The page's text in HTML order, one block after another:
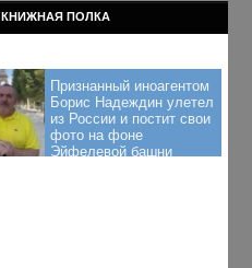
КНИЖНАЯ ПОЛКА
Признанный иноагентом
Борис Надеждин улетел
из России и постит свои
фото на фоне
Эйфелевой башни